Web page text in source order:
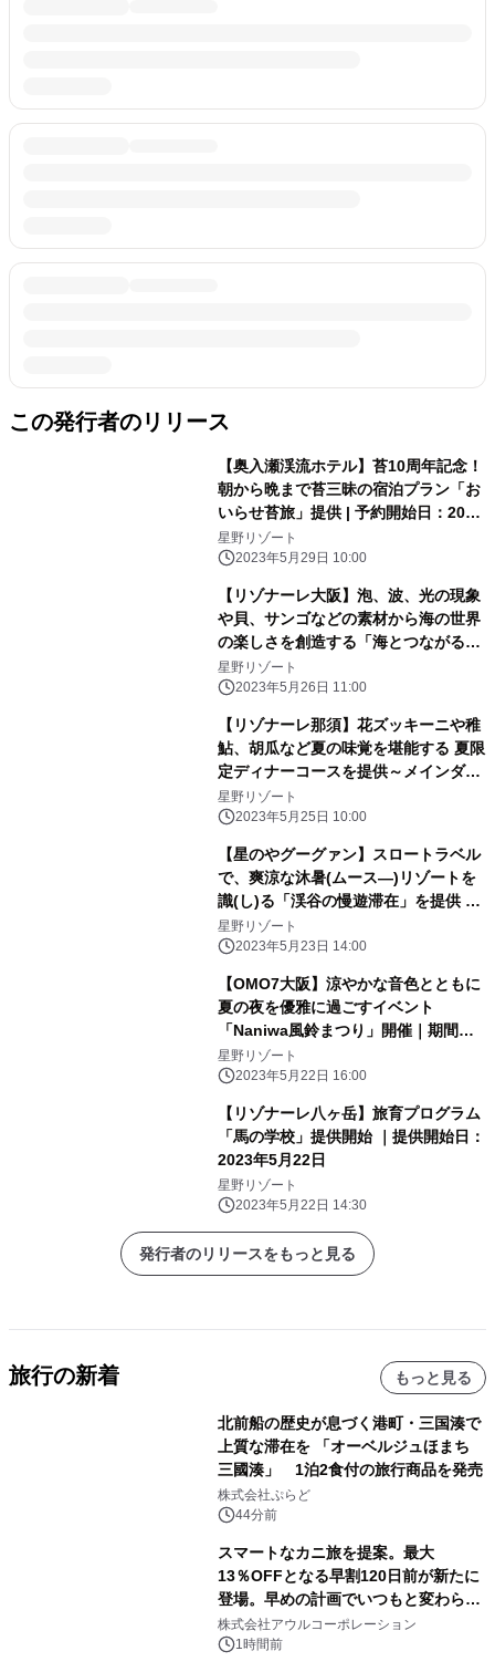
この発行者のリリース
【奥入瀬渓流ホテル】苔10周年記念！
朝から晩まで苔三昧の宿泊プラン「お
いらせ苔旅」提供 | 予約開始日：2023
年6月13日／期間：2023年6月24日〜
2024年6月19日
星野リゾート
2023年5月29日 10:00
【リゾナーレ大阪】泡、波、光の現象
や貝、サンゴなどの素材から海の世界
の楽しさを創造する「海とつながるア
トリエ」誕生｜期間：2023年6月1
日〜9月30日
星野リゾート
2023年5月26日 11:00
【リゾナーレ那須】花ズッキーニや稚
鮎、胡瓜など夏の味覚を堪能する 夏限
定ディナーコースを提供～メインダイ
ニング「OTTO SETTE(オットセッテ)
NASU(ナス)」のフルコース～| 期間：
2023年6月21日～9月15日
星野リゾート
2023年5月25日 10:00
【星のやグーグァン】スロートラベル
で、爽涼な沐暑(ムース―)リゾートを
識(し)る「渓谷の慢遊滞在」を提供 ～
森林散策や川辺のピクニックで谷關(グ
ーグァン)と「つながる」2泊3日の滞
在プログラム～｜期間：2023年7月1
日〜8月31日
星野リゾート
2023年5月23日 14:00
【OMO7大阪】涼やかな音色とともに
夏の夜を優雅に過ごすイベント
「Naniwa風鈴まつり」開催｜期間：
2023年6月1日～8月31日
星野リゾート
2023年5月22日 16:00
【リゾナーレ八ヶ岳】旅育プログラム
「馬の学校」提供開始 ｜提供開始日：
2023年5月22日
星野リゾート
2023年5月22日 14:30
発行者のリリースをもっと見る
旅行の新着 もっと見る
北前船の歴史が息づく港町・三国湊で
上質な滞在を 「オーベルジュほまち
三國湊」 1泊2食付の旅行商品を発売
株式会社ぷらど
44分前
スマートなカニ旅を提案。最大
13％OFFとなる早割120日前が新たに
登場。早めの計画でいつもと変わらぬ
大人の冬旅を。ー夕日ヶ浦温泉「佳松
苑 別邸ふうか」ー
株式会社アウルコーポレーション
1時間前